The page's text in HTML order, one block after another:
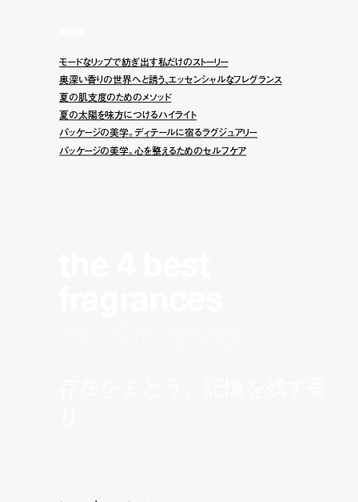
モードなリップで紡ぎ出す私だけのストーリー
奥深い香りの世界へと誘う、エッセンシャルなフレグランス
夏の肌支度のためのメソッド
夏の太陽を味方につけるハイライト
パッケージの美学。ディテールに宿るラグジュアリー
パッケージの美学。心を整えるためのセルフケア